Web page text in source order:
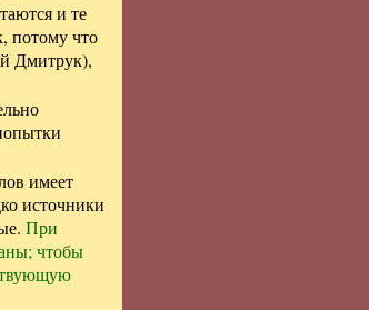
и те
потому что
Дмитрук),
имеет
источники
При
чтобы